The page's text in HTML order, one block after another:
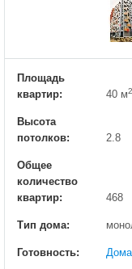
Площадь
квартир:
40 м2
Высота
потолков:
2.8
Общее
количество
квартир:
468
Тип дома:
Готовность: